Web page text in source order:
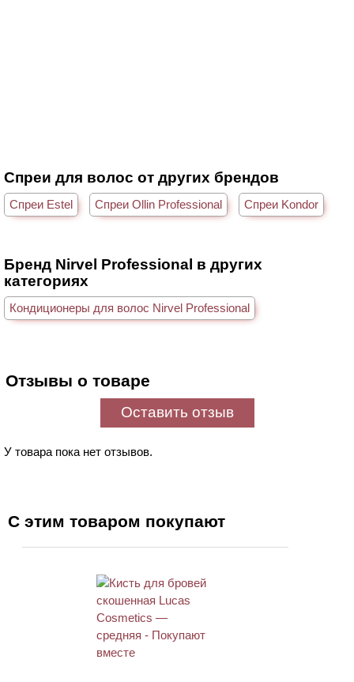
Спреи для волос от других брендов
Спреи Estel Спреи Ollin Professional Спреи Kondor
Бренд Nirvel Professional в других
категориях
Кондиционеры для волос Nirvel Professional
Отзывы о товаре
Оставить отзыв
У товара пока нет отзывов.
С этим товаром покупают